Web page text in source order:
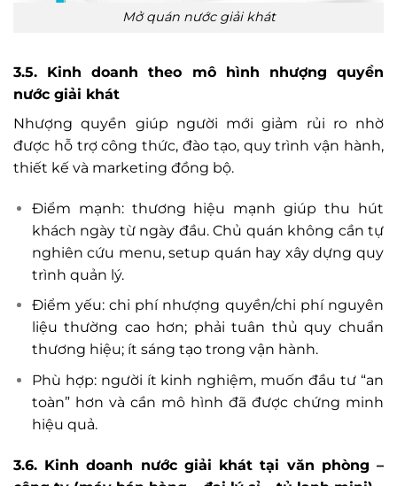
Mở quán nước giải khát
3.5. Kinh doanh theo mô hình nhượng quyền
nước giải khát
Nhượng quyền giúp người mới giảm rủi ro nhờ
được hỗ trợ công thức, đào tạo, quy trình vận hành,
thiết kế và marketing đồng bộ.
Điểm mạnh: thương hiệu mạnh giúp thu hút
khách ngày từ ngày đầu. Chủ quán không cần tự
nghiên cứu menu, setup quán hay xây dựng quy
trình quản lý.
Điểm yếu: chi phí nhượng quyền/chi phí nguyên
liệu thường cao hơn; phải tuân thủ quy chuẩn
thương hiệu; ít sáng tạo trong vận hành.
Phù hợp: người ít kinh nghiệm, muốn đầu tư “an
toàn” hơn và cần mô hình đã được chứng minh
hiệu quả.
3.6. Kinh doanh nước giải khát tại văn phòng –